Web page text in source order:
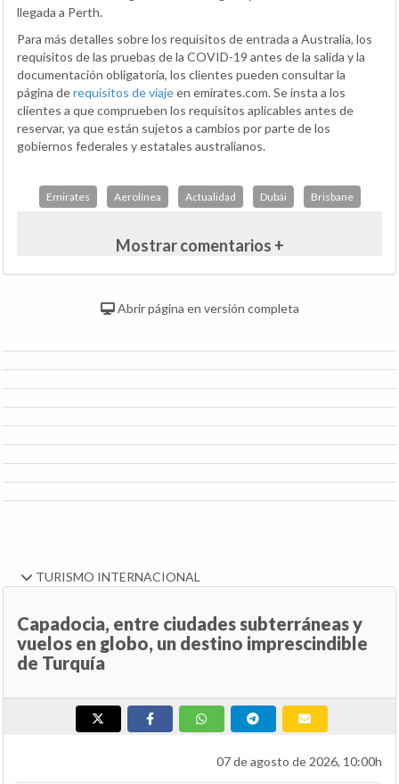
llegada a Perth.
Para más detalles sobre los requisitos de entrada a Australia, los
requisitos de las pruebas de la COVID-19 antes de la salida y la
documentación obligatoria, los clientes pueden consultar la
página derequisitos de viajeen emirates.com. Se insta a los
clientes a que comprueben los requisitos aplicables antes de
reservar, ya que están sujetos a cambios por parte de los
gobiernos federales y estatales australianos.
Emirates Aerolínea Actualidad Dubái Brisbane
Mostrar comentarios +
Abrir página en versión completa
TURISMO INTERNACIONAL
Capadocia, entre ciudades subterráneas y
vuelos en globo, un destino imprescindible
de Turquía
07 de agosto de 2026, 10:00h